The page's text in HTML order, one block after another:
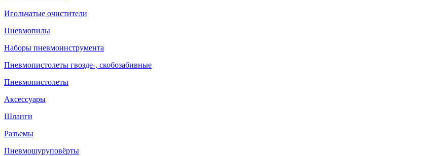
Игольчатые очистители
Пневмопилы
Наборы пневмоинструмента
Пневмопистолеты гвозде-, скобозабивные
Пневмопистолеты
Аксессуары
Шланги
Разъемы
Пневмошуруповёрты